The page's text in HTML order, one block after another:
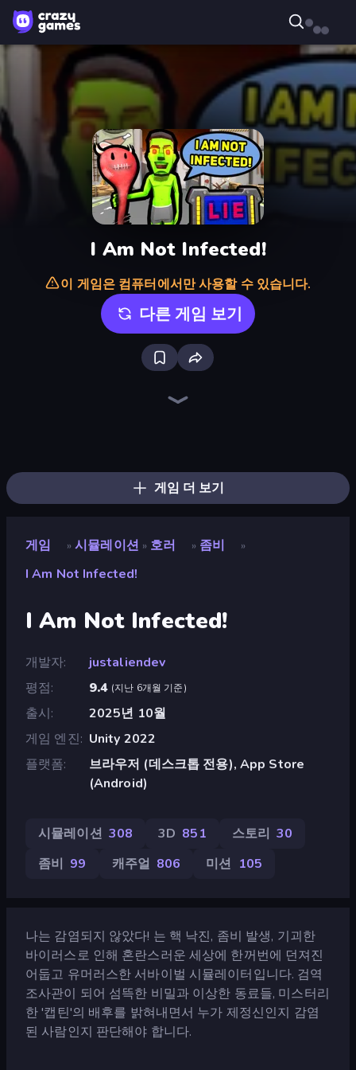
I Am Not Infected!
이 게임은 컴퓨터에서만 사용할 수 있습니다.
다른 게임 보기
게임 더 보기
게임 » 시뮬레이션 » 호러 » 좀비 »
I Am Not Infected!
I Am Not Infected!
개발자
justaliendev
평점
9.4 (지난 6개월 기준)
출시
2025년 10월
게임 엔진
Unity 2022
플랫폼
브라우저 (데스크톱 전용), App Store
(Android)
시뮬레이션 308 3D 851 스토리 30
좀비 99 캐주얼 806 미션 105
나는 감염되지 않았다! 는 핵 낙진, 좀비 발생, 기괴한
바이러스로 인해 혼란스러운 세상에 한꺼번에 던져진
어둡고 유머러스한 서바이벌 시뮬레이터입니다. 검역
조사관이 되어 섬뜩한 비밀과 이상한 동료들, 미스터리
한 '캡틴'의 배후를 밝혀내면서 누가 제정신인지 감염
된 사람인지 판단해야 합니다.